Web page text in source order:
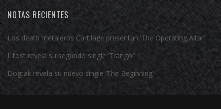
NOTAS RECIENTES
Los death metaleros Cartilage presentan ‘The Operating Altar’
Litost revela su segundo single ‘Tràngol’
Dogtak revela su nuevo single ‘The Beginning’